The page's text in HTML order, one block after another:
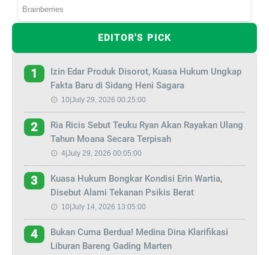
EDITOR'S PICK
1
Izin Edar Produk Disorot, Kuasa Hukum Ungkap
Fakta Baru di Sidang Heni Sagara
10|July 29, 2026 00:25:00
2
Ria Ricis Sebut Teuku Ryan Akan Rayakan Ulang
Tahun Moana Secara Terpisah
4|July 29, 2026 00:05:00
3
Kuasa Hukum Bongkar Kondisi Erin Wartia,
Disebut Alami Tekanan Psikis Berat
10|July 14, 2026 13:05:00
4
Bukan Cuma Berdua! Medina Dina Klarifikasi
Liburan Bareng Gading Marten